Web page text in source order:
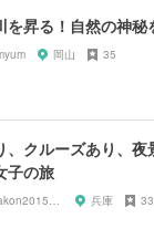
を昇る！自然の神秘
岡山 35
、クルーズあり、
子の旅
兵庫 33